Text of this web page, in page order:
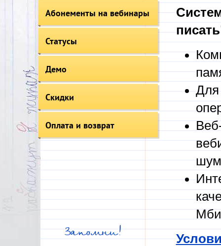
Абонементы на вебинары
Статусы
Демо
Скидки
Оплата и возврат
Запомни!
Для